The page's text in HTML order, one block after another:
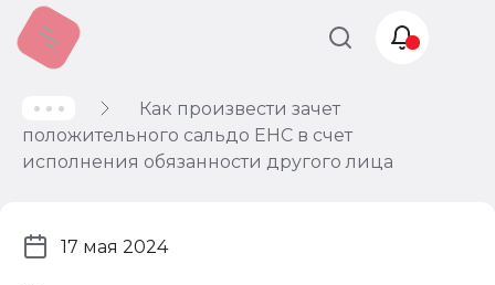
Как произвести зачет
положительного сальдо ЕНС в счет
исполнения обязанности другого лица
17 мая 2024
Учет и
налогообложение